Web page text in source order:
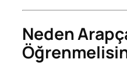
Neden